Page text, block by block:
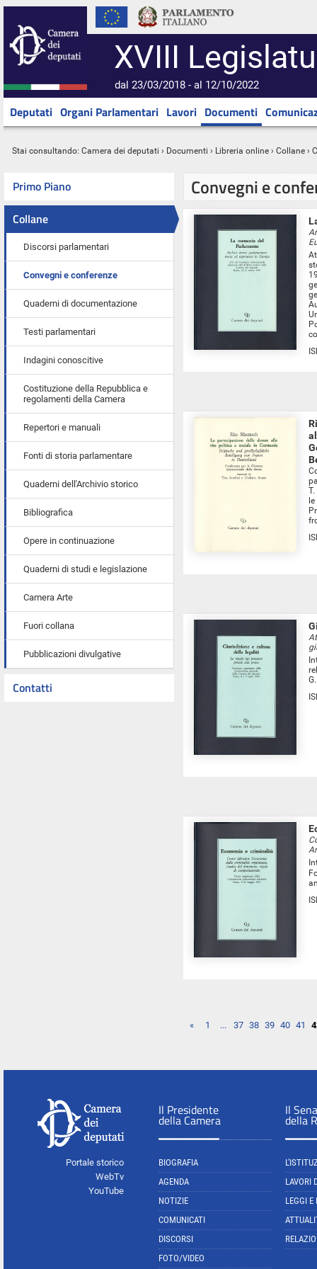
XVIII
dal 23/03/2018 - al 12/10/2022
Deputati Organi Parlamentari Lavori Documenti
Stai consultando: Camera dei deputati › Documenti › Libreria online › Collane ›
Primo Piano
Collane
Discorsi parlamentari
Convegni e conferenze
Quaderni di documentazione
Testi parlamentari
Indagini conoscitive
Costituzione della Repubblica e
regolamenti della Camera
Repertori e manuali
Fonti di storia parlamentare
Quaderni dell'Archivio storico
Bibliografica
Opere in continuazione
Quaderni di studi e legislazione
Camera Arte
Fuori collana
Pubblicazioni divulgative
Contatti
Convegni e
« 1 ... 37 38 39 40 41
Portale storico
WebTv
YouTube
Il Presidente
della Camera
BIOGRAFIA
AGENDA
NOTIZIE
COMUNICATI
DISCORSI
FOTO/VIDEO
Il
della
LAVORI
LEGGI E